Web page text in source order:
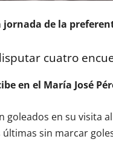
jornada de la
cuatro
en el María José
goleados en su visita
últimas sin marcar